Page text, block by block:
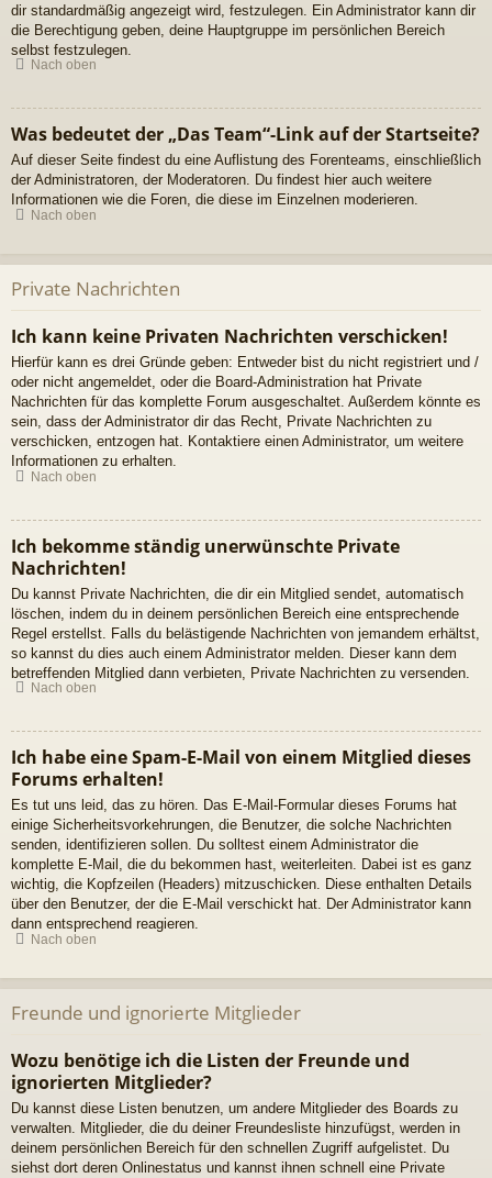
dir standardmäßig angezeigt wird, festzulegen. Ein Administrator kann dir
die Berechtigung geben, deine Hauptgruppe im persönlichen Bereich
selbst festzulegen.
Nach oben
Was bedeutet der „Das Team“-Link auf der Startseite?
Auf dieser Seite findest du eine Auflistung des Forenteams, einschließlich
der Administratoren, der Moderatoren. Du findest hier auch weitere
Informationen wie die Foren, die diese im Einzelnen moderieren.
Nach oben
Private Nachrichten
Ich kann keine Privaten Nachrichten verschicken!
Hierfür kann es drei Gründe geben: Entweder bist du nicht registriert und /
oder nicht angemeldet, oder die Board-Administration hat Private
Nachrichten für das komplette Forum ausgeschaltet. Außerdem könnte es
sein, dass der Administrator dir das Recht, Private Nachrichten zu
verschicken, entzogen hat. Kontaktiere einen Administrator, um weitere
Informationen zu erhalten.
Nach oben
Ich bekomme ständig unerwünschte Private
Nachrichten!
Du kannst Private Nachrichten, die dir ein Mitglied sendet, automatisch
löschen, indem du in deinem persönlichen Bereich eine entsprechende
Regel erstellst. Falls du belästigende Nachrichten von jemandem erhältst,
so kannst du dies auch einem Administrator melden. Dieser kann dem
betreffenden Mitglied dann verbieten, Private Nachrichten zu versenden.
Nach oben
Ich habe eine Spam-E-Mail von einem Mitglied dieses
Forums erhalten!
Es tut uns leid, das zu hören. Das E-Mail-Formular dieses Forums hat
einige Sicherheitsvorkehrungen, die Benutzer, die solche Nachrichten
senden, identifizieren sollen. Du solltest einem Administrator die
komplette E-Mail, die du bekommen hast, weiterleiten. Dabei ist es ganz
wichtig, die Kopfzeilen (Headers) mitzuschicken. Diese enthalten Details
über den Benutzer, der die E-Mail verschickt hat. Der Administrator kann
dann entsprechend reagieren.
Nach oben
Freunde und ignorierte Mitglieder
Wozu benötige ich die Listen der Freunde und
ignorierten Mitglieder?
Du kannst diese Listen benutzen, um andere Mitglieder des Boards zu
verwalten. Mitglieder, die du deiner Freundesliste hinzufügst, werden in
deinem persönlichen Bereich für den schnellen Zugriff aufgelistet. Du
siehst dort deren Onlinestatus und kannst ihnen schnell eine Private